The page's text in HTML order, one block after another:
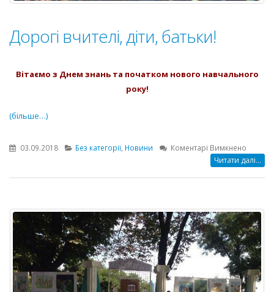
Дорогі вчителі, діти, батьки!
Вітаємо з Днем знань та початком нового навчального
року!
(більше…)
03.09.2018 Без категорії Новини Коментарі Вимкнено
Дорогі
Читати далі...